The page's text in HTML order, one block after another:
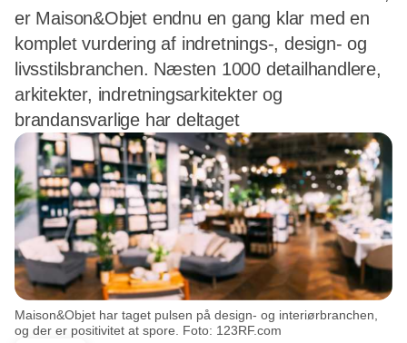
er Maison&Objet endnu en gang klar med en
komplet vurdering af indretnings-, design- og
livsstilsbranchen. Næsten 1000 detailhandlere,
arkitekter, indretningsarkitekter og
brandansvarlige har deltaget
Maison&Objet har taget pulsen på design- og interiørbranchen,
og der er positivitet at spore. Foto: 123RF.com